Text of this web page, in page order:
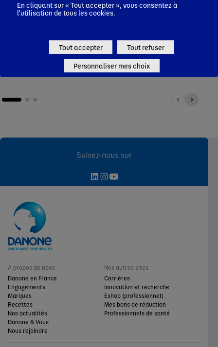
consommateurs et les patients à adopter des habitudes
alimentaires saines.
Suivez-nous sur
A propos de nous
Danone en France
Engagements
Marques
Recettes
Nos actualités
Danone & Vous
Nous rejoindre
Nos autres sites
Carrières
Innovation et recherche
Eshop (professionnel)
Mes bons de réduction
Professionnels de santé
En cliquant sur « Tout accepter », vous consentez à
l'utilisation de tous les cookies.
Tout accepter Tout refuser
Personnaliser mes choix